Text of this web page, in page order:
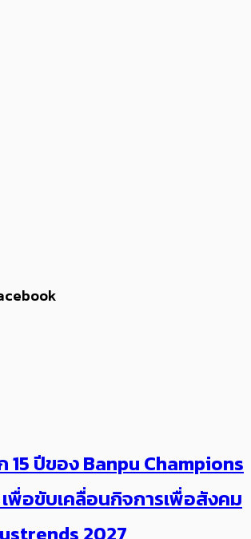
15 ปีของ Banpu Champions
พื่อขับเคลื่อนกิจการเพื่อสังคม